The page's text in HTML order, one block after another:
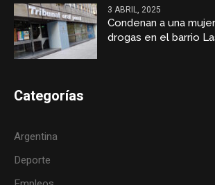
3 ABRIL, 2025
Condenan a una
drogas en el barrio
Categorías
Argentina
Deporte